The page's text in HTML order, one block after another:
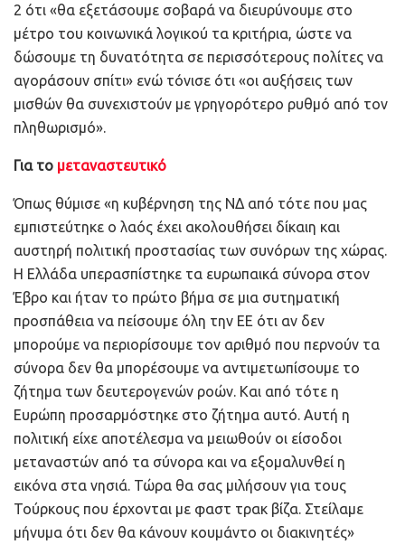
2 ότι «θα εξετάσουμε σοβαρά να διευρύνουμε στο
μέτρο του κοινωνικά λογικού τα κριτήρια, ώστε να
δώσουμε τη δυνατότητα σε περισσότερους πολίτες να
αγοράσουν σπίτι» ενώ τόνισε ότι «οι αυξήσεις των
μισθών θα συνεχιστούν με γρηγορότερο ρυθμό από τον
πληθωρισμό».
Για το μεταναστευτικό
Όπως θύμισε «η κυβέρνηση της ΝΔ από τότε που μας
εμπιστεύτηκε ο λαός έχει ακολουθήσει δίκαιη και
αυστηρή πολιτική προστασίας των συνόρων της χώρας.
Η Ελλάδα υπερασπίστηκε τα ευρωπαικά σύνορα στον
Έβρο και ήταν το πρώτο βήμα σε μια συτηματική
προσπάθεια να πείσουμε όλη την ΕΕ ότι αν δεν
μπορούμε να περιορίσουμε τον αριθμό που περνούν τα
σύνορα δεν θα μπορέσουμε να αντιμετωπίσουμε το
ζήτημα των δευτερογενών ροών. Και από τότε η
Ευρώπη προσαρμόστηκε στο ζήτημα αυτό. Αυτή η
πολιτική είχε αποτέλεσμα να μειωθούν οι είσοδοι
μεταναστών από τα σύνορα και να εξομαλυνθεί η
εικόνα στα νησιά. Τώρα θα σας μιλήσουν για τους
Τούρκους που έρχονται με φαστ τρακ βίζα. Στείλαμε
μήνυμα ότι δεν θα κάνουν κουμάντο οι διακινητές»